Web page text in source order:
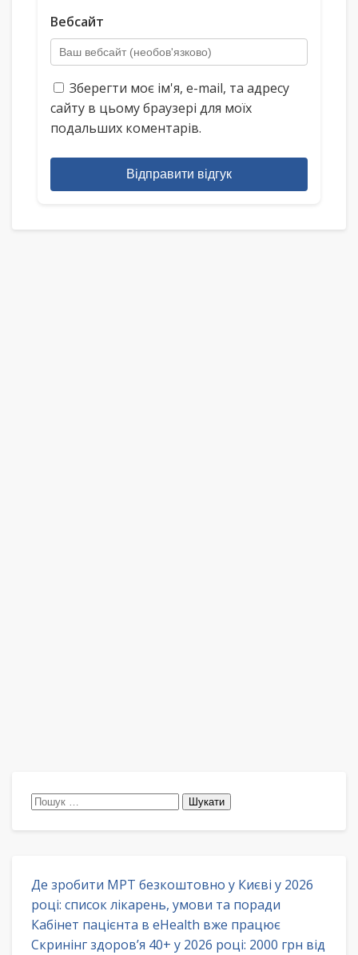
Вебсайт
Зберегти моє ім'я, e-mail, та адресу
сайту в цьому браузері для моїх
подальших коментарів.
Відправити відгук
Пошук:
Де зробити МРТ безкоштовно у Києві у 2026
році: список лікарень, умови та поради
Кабінет пацієнта в eHealth вже працює
Скринінг здоров’я 40+ у 2026 році: 2000 грн від